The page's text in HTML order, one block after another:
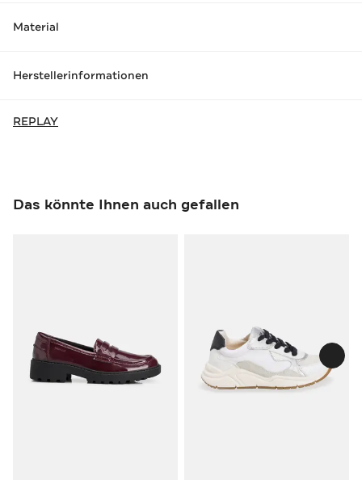
Material
Herstellerinformationen
REPLAY
Das könnte Ihnen auch gefallen